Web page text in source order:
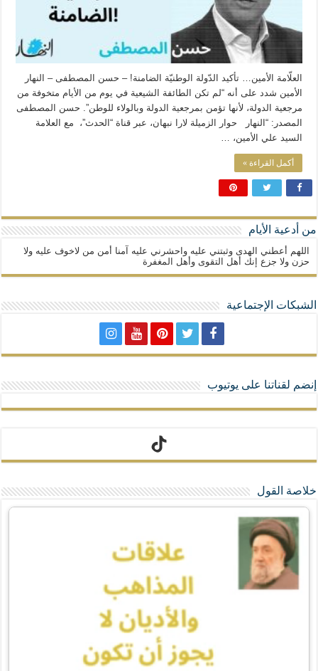
العلّامة الأمين… تأكيد الدّولة الوطنيّة الضامنة! – حسن المصطفى – النهار
الأمين شدد على أنه “لم تكن الطائفة الشيعية في يوم من الأيام متخوفة من
مرجعية الدولة، لأنها تؤمن بمرجعية الدولة وبالولاء للوطن”. حسن المصطفى
المصدر: “النهار حوار الزميلة لارا نبهان، عبر قناة “الحدث”، مع العلامة
السيد علي الأمين، …
أكمل القراءة »
من أدعية الأيام
اللهم أعطني الهدى وثبتني عليه واحشرني عليه آمنا أمن من لاخوف عليه ولا
حزن ولا جزع إنك أهل التقوى وأهل المغفرة
الشبكات الإجتماعية
إنضم لقناتنا على يوتيوب
تيك توك
خلاصة القول